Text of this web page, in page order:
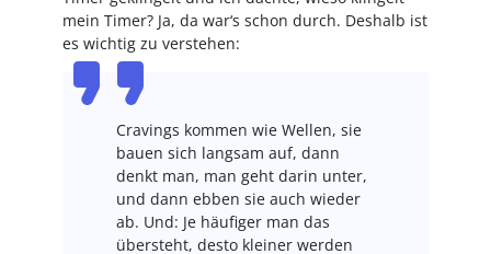
mein Timer? Ja, da war‘s schon durch. Deshalb ist
es wichtig zu verstehen:
Cravings kommen wie Wellen, sie
bauen sich langsam auf, dann
denkt man, man geht darin unter,
und dann ebben sie auch wieder
ab. Und: Je häufiger man das
übersteht, desto kleiner werden